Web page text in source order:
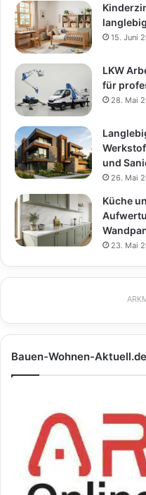
15. Juni
LKW
für
28. Mai
und
26. Mai
Küche
23. Mai
Bauen-Wohnen-